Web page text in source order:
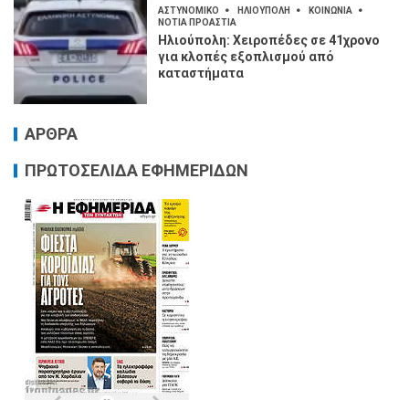
ΑΣΤΥΝΟΜΙΚΟ ΗΛΙΟΥΠΟΛΗ
ΚΟΙΝΩΝΙΑ
ΝΟΤΙΑ ΠΡΟΑΣΤΙΑ
Ηλιούπολη: Χειροπέδες σε 41χρονο
για κλοπές εξοπλισμού από
καταστήματα
ΑΡΘΡΑ
ΠΡΩΤΟΣΕΛΙΔΑ ΕΦΗΜΕΡΙΔΩΝ